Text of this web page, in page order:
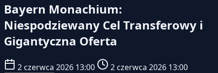
Bayern Monachium:
Niespodziewany Cel Transferowy i
Gigantyczna Oferta
2 czerwca 2026 13:00 2 czerwca 2026 13:00